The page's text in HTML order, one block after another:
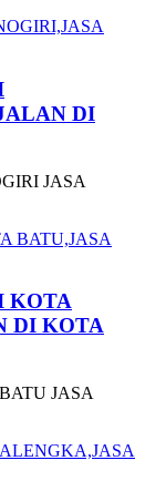
DI
JASA
KOTA
DI KOTA
JASA